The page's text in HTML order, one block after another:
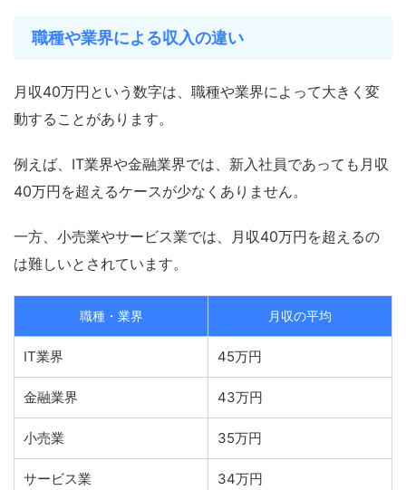
職種や業界による収入の違い
月収40万円という数字は、職種や業界によって大きく変
動することがあります。
例えば、IT業界や金融業界では、新入社員であっても月収
40万円を超えるケースが少なくありません。
一方、小売業やサービス業では、月収40万円を超えるの
は難しいとされています。
職種・業界 月収の平均
IT業界 45万円
金融業界 43万円
小売業 35万円
サービス業 34万円